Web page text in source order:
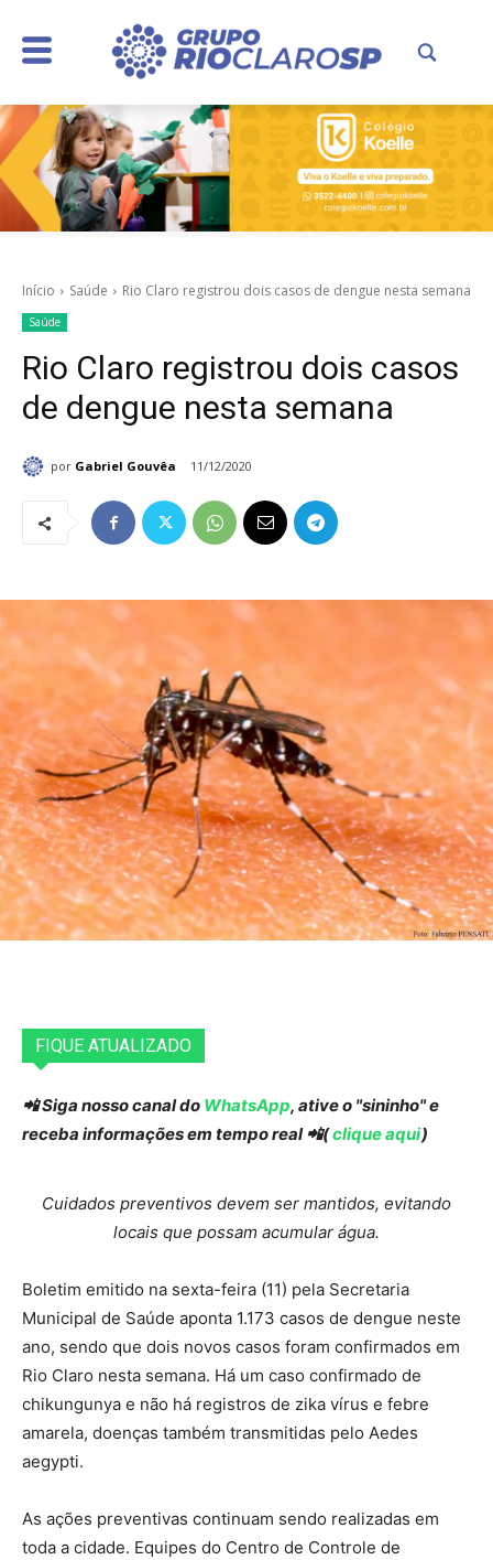
Início Saúde Rio Claro registrou dois casos de dengue nesta semana
Saúde
Rio Claro registrou dois casos
de dengue nesta semana
por Gabriel Gouvêa 11/12/2020
FIQUE ATUALIZADO
📲 Siga nosso canal do WhatsApp, ative o "sininho" e
receba informações em tempo real 📲(clique aqui)
Cuidados preventivos devem ser mantidos, evitando
locais que possam acumular água.
Boletim emitido na sexta-feira (11) pela Secretaria
Municipal de Saúde aponta 1.173 casos de dengue neste
ano, sendo que dois novos casos foram confirmados em
Rio Claro nesta semana. Há um caso confirmado de
chikungunya e não há registros de zika vírus e febre
amarela, doenças também transmitidas pelo Aedes
aegypti.
As ações preventivas continuam sendo realizadas em
toda a cidade. Equipes do Centro de Controle de